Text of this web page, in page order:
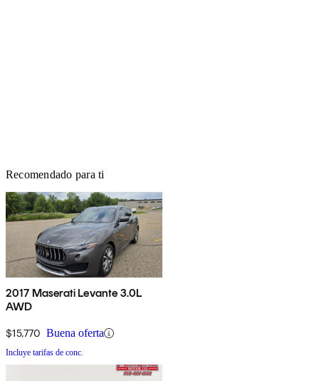
Recomendado para ti
2017 Maserati Levante 3.0L
AWD
$15,770 Buena oferta
Incluye tarifas de conc.